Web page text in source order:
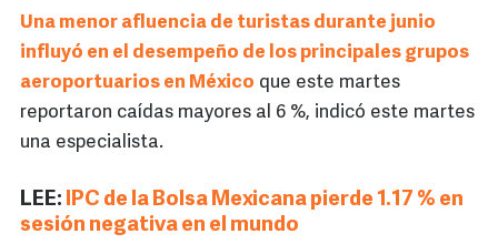
Una menor afluencia de turistas durante junio
influyó en el desempeño de los principales grupos
aeroportuarios en México que este martes
reportaron caídas mayores al 6 %, indicó este martes
una especialista.
LEE: IPC de la Bolsa Mexicana pierde 1.17 % en
sesión negativa en el mundo